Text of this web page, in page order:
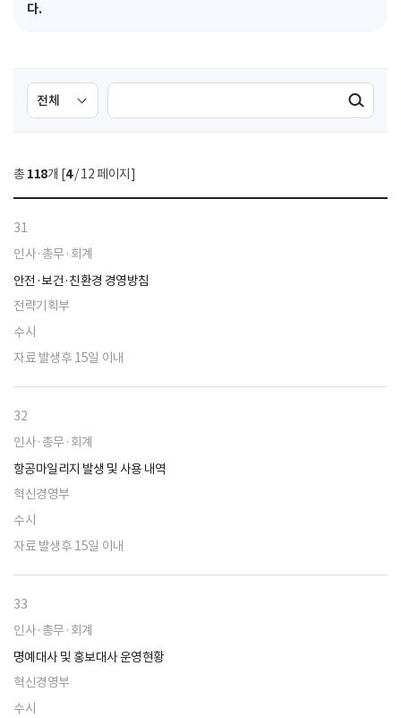
다.
검
색
선
택
색
검색실행
총 118개 [4/ 12 페이지]
31
인사·총무·회계
안전·보건·친환경 경영방침
전략기획부
수시
자료 발생후 15일 이내
32
인사·총무·회계
항공마일리지 발생 및 사용 내역
혁신경영부
수시
자료 발생후 15일 이내
33
인사·총무·회계
명예대사 및 홍보대사 운영현황
혁신경영부
수시